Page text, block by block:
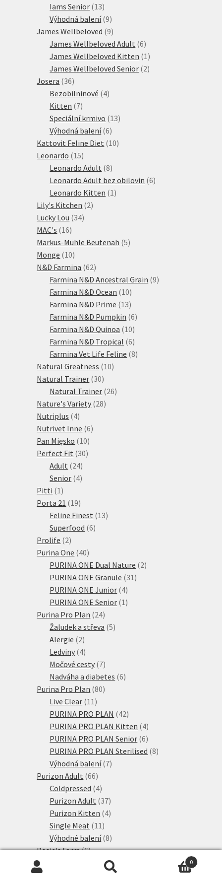
Iams Senior 1313
produktů
Výhodná balení 99
produktů
James Wellbeloved 99
produktů
James Wellbeloved Adult 66
produktů
James Wellbeloved Kitten 1 1
produkt
James Wellbeloved Senior 22
Josera 3636
produktů
Bezobilninové 44
Kitten 77
produktů
Speciální krmivo 1313
Výhodná balení 66
produktů
Kattovit Feline Diet 1010
Leonardo 1515
produktů
Leonardo Adult 88
produktů
Leonardo Adult bez obilovin 66
Leonardo Kitten 1 1
Lily's Kitchen 22
Lucky Lou 3434
MAC's 1616
produktů
Markus-Mühle Beutenah 55
Monge 1010
produktů
N&D Farmina 6262
produktů
Farmina N&D Ancestral Grain 99
Farmina N&D Ocean 1010
produktů
Farmina N&D Prime 1313
produktů
Farmina N&D Pumpkin 66
Farmina N&D Quinoa 1010
produktů
Farmina N&D Tropical 66
produktů
Farmina Vet Life Feline 88
Natural Greatness 1010
Natural Trainer 3030
produktů
Natural Trainer 2626
Nature's Variety 2828
Nutriplus 44
produkty
Nutrivet Inne 66
Pan Mięsko 1010
produktů
Perfect Fit 3030
Adult 2424
produktů
Senior 44
Pitti 1 1
produkt
Porta 21 1919
produktů
Feline Finest 1313
Superfood 66
Prolife 22
produkty
Purina One 4040
produktů
PURINA ONE Dual Nature 22
PURINA ONE Granule 31 31
PURINA ONE Junior 44
produkty
PURINA ONE Senior 1 1
Purina Pro Plan 2424
produktů
Žaludek a střeva 55
Alergie 22
produkty
Ledviny 44
produkty
Močové cesty 77
produktů
Nadváha a diabetes 66
Purina Pro Plan 8080
Live Clear 11 11
produktů
PURINA PRO PLAN 4242
produktů
PURINA PRO PLAN Kitten 44
produkty
PURINA PRO PLAN Senior 66
produktů
PURINA PRO PLAN Sterilised 88
Výhodná balení 77
Purizon Adult 6666
produktů
Coldpressed 44
produkty
Purizon Adult 3737
produktů
Purizon Kitten 44
Single Meat 11 11
produktů
Výhodné balení 88
produktů
Rosie's Farm 66
produktů
Royal Canin
0